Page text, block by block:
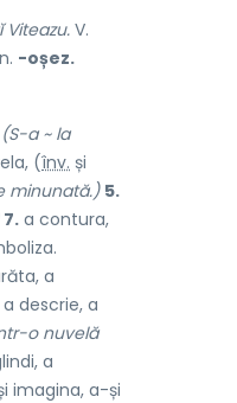
V.
-oșez.
(S-a ~ la
(înv. și
minunată.) 5.
7. a contura,
a
a descrie, a
o nuvelă
a
imagina, a-și